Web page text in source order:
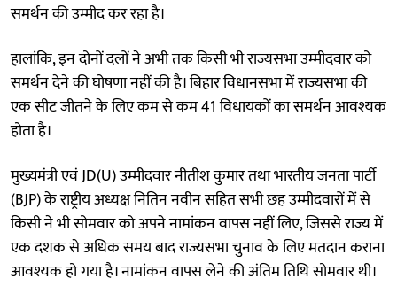
समर्थन की उम्मीद कर रहा है।
हालांकि, इन दोनों दलों ने अभी तक किसी भी राज्यसभा उम्मीदवार को
समर्थन देने की घोषणा नहीं की है। बिहार विधानसभा में राज्यसभा की
एक सीट जीतने के लिए कम से कम 41 विधायकों का समर्थन आवश्यक
होता है।
मुख्यमंत्री एवं JD(U) उम्मीदवार नीतीश कुमार तथा भारतीय जनता पार्टी
(BJP) के राष्ट्रीय अध्यक्ष नितिन नवीन सहित सभी छह उम्मीदवारों में से
किसी ने भी सोमवार को अपने नामांकन वापस नहीं लिए, जिससे राज्य में
एक दशक से अधिक समय बाद राज्यसभा चुनाव के लिए मतदान कराना
आवश्यक हो गया है। नामांकन वापस लेने की अंतिम तिथि सोमवार थी।